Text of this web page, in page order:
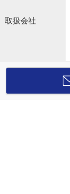
取扱会社